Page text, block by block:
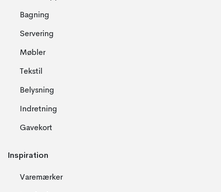
Bagning
Servering
Møbler
Tekstil
Belysning
Indretning
Gavekort
Inspiration
Varemærker